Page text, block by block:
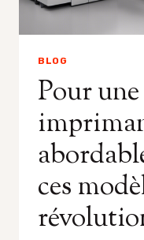
BLOG
Pour
ces